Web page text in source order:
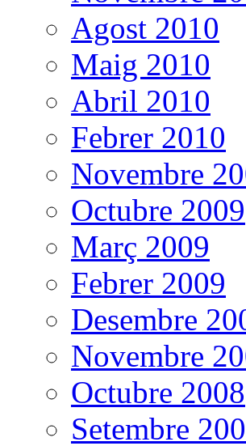
Agost 2010
Maig 2010
Abril 2010
Febrer 2010
Novembre
Octubre 2009
Març 2009
Febrer 2009
Desembre
Novembre
Octubre 2008
Setembre